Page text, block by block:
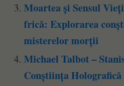
Moartea și Sensul
frică: Explorarea
misterelor morții
Michael Talbot –
Conștiința Holografică